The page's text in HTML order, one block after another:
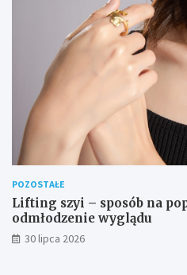
POZOSTAŁE
Lifting szyi – sposób na
odmłodzenie wyglądu
30 lipca 2026